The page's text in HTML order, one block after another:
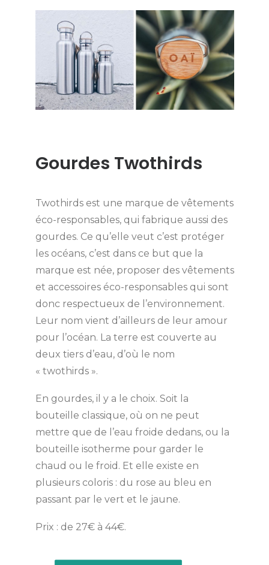
Gourdes Twothirds
Twothirds est une marque de vêtements
éco-responsables, qui fabrique aussi des
gourdes. Ce qu’elle veut c’est protéger
les océans, c’est dans ce but que la
marque est née, proposer des vêtements
et accessoires éco-responsables qui sont
donc respectueux de l’environnement.
Leur nom vient d’ailleurs de leur amour
pour l’océan. La terre est couverte au
deux tiers d’eau, d’où le nom
« twothirds ».
En gourdes, il y a le choix. Soit la
bouteille classique, où on ne peut
mettre que de l’eau froide dedans, ou la
bouteille isotherme pour garder le
chaud ou le froid. Et elle existe en
plusieurs coloris : du rose au bleu en
passant par le vert et le jaune.
Prix : de 27€ à 44€.